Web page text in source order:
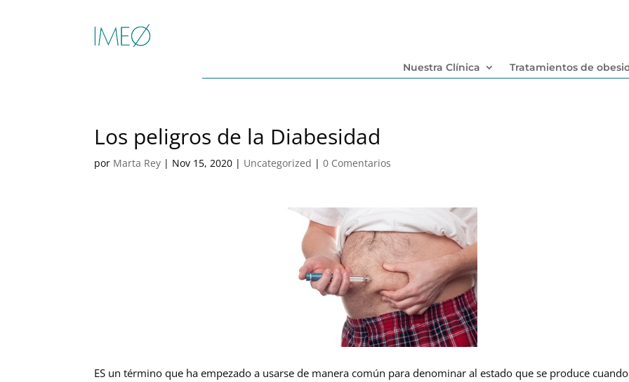
Nuestra Clínica Tratamientos de
Los peligros de la Diabesidad
por Marta Rey | Nov 15, 2020 | Uncategorized |0 Comentarios
ES un término que ha empezado a usarse de manera común para denominar al estado que se produce